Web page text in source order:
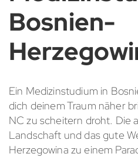
Bosnien-
Ein Medizinstudium in
dich deinem Traum näher
NC zu scheitern droht. Die
Landschaft und das gute
Herzegowina zu einem